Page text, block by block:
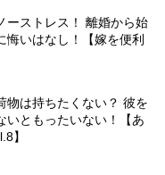
ーストレス！ 離婚から始
悔いはなし！【嫁を便利
物は持ちたくない？ 彼を
いともったいない！【あ
】